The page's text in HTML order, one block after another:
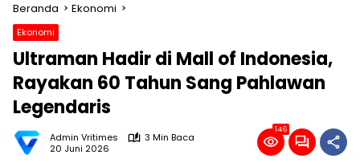
Beranda Ekonomi
Ekonomi
Ultraman Hadir di Mall of Indonesia,
Rayakan 60 Tahun Sang Pahlawan
Legendaris
Admin Vritimes
3 Min Baca
20 Juni 2026
146